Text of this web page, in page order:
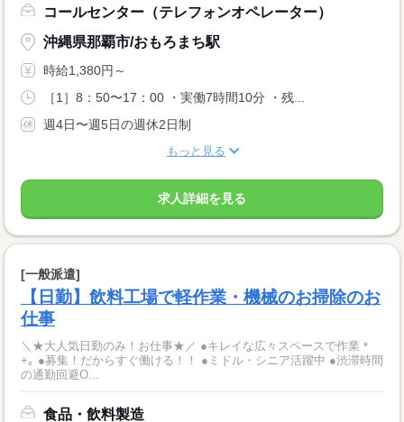
コールセンター（テレフォンオペレーター）
沖縄県那覇市/おもろまち駅
時給1,380円～
［1］8：50〜17：00 ・実働7時間10分 ・残...
週4日〜週5日の週休2日制
もっと見る
求人詳細を見る
[一般派遣]
【日勤】飲料工場で軽作業・機械のお掃除のお
仕事
＼★大人気日勤のみ！お仕事★／ ●キレイな広々スペースで作業＊
+｡ ●募集！だからすぐ働ける！！ ●ミドル・シニア活躍中 ●渋滞時間
の通勤回避O...
食品・飲料製造